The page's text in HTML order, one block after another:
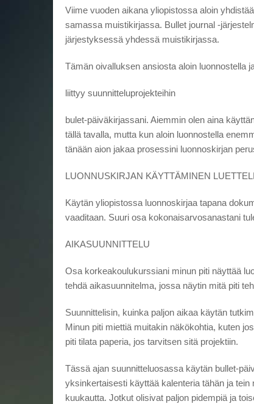
Viime vuoden aikana yliopistossa aloin
samassa muistikirjassa. Bullet journal -
järjestyksessä yhdessä muistikirjassa.
Tämän oivalluksen ansiosta aloin luonnostella
liittyy suunnitteluprojekteihin
bulet-päiväkirjassani. Aiemmin olen aina
tällä tavalla, mutta kun aloin luonnostella
tänään aion jakaa prosessini luonnoskirjan
LUONNUSKIRJAN KÄYTTÄMINEN
Käytän yliopistossa luonnoskirjaa tapana
vaaditaan. Suuri osa kokonaisarvosanastani
AIKASUUNNITTELU
Osa korkeakoulukurssiani minun piti näyttää
tehdä aikasuunnitelma, jossa näytin mitä piti
Suunnittelisin, kuinka paljon aikaa käytän
Minun piti miettiä muitakin näkökohtia, kuten
piti tilata paperia, jos tarvitsen sitä projektiin.
Tässä ajan suunnitteluosassa käytän bullet-
yksinkertaisesti käyttää kalenteria tähän ja
kuukautta. Jotkut olisivat paljon pidempiä ja